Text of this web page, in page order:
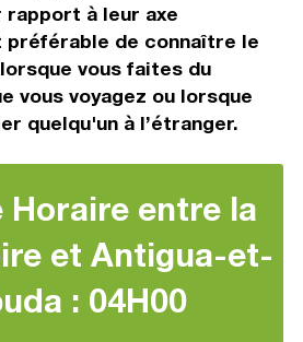
à leur axe
préférable de connaître le
vous faites du
vous voyagez ou lorsque
quelqu'un à l’étranger.
Horaire entre la
et Antigua-et-
: 04H00